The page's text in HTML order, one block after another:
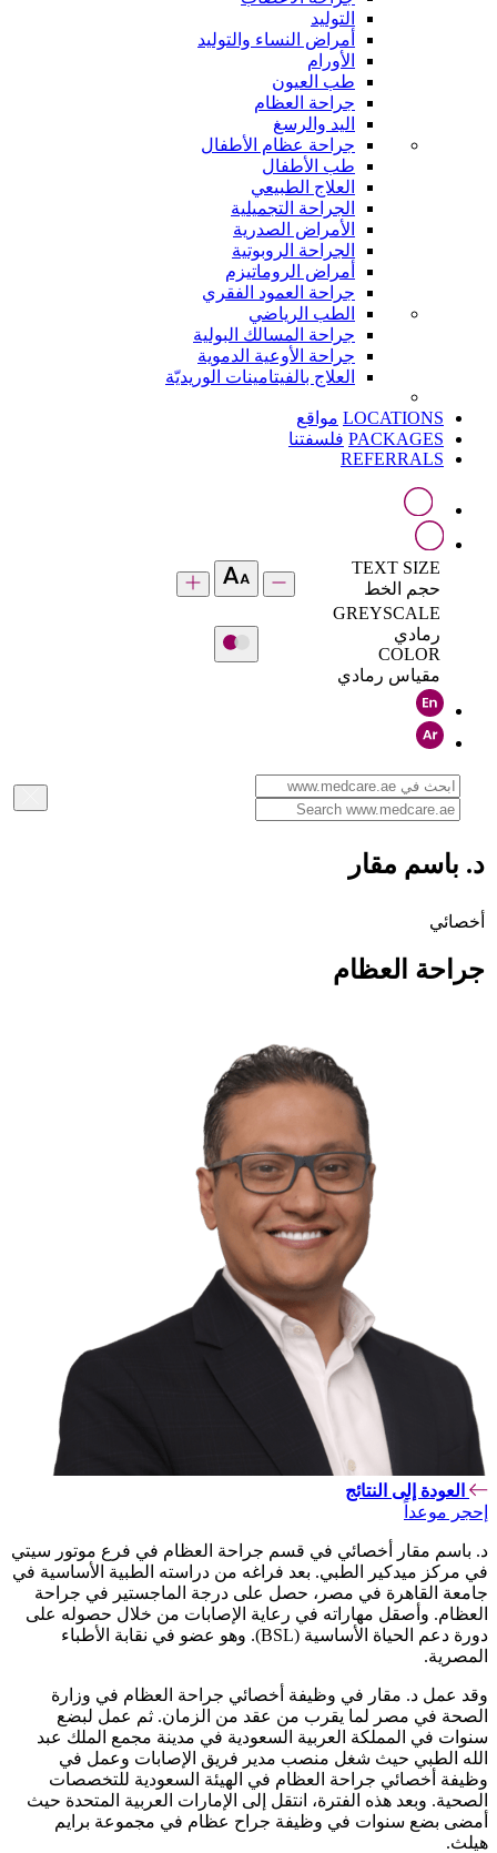
التوليد
أمراض النساء والتوليد
الأورام
طب العيون
جراحة العظام
اليد والرسغ
جراحة عظام الأطفال
طب الأطفال
العلاج الطبيعي
الجراحة التجميلية
الأمراض الصدرية
الجراحة الروبوتية
أمراض الروماتيزم
جراحة العمود الفقري
الطب الرياضي
جراحة المسالك البولية
جراحة الأوعية الدموية
العلاج بالفيتامينات الوريديّة
LOCATIONS مواقع
PACKAGES فلسفتنا
REFERRALS
TEXT SIZE
حجم الخط
GREYSCALE
رمادي
COLOR
مقياس رمادي
د. باسم مقار
أخصائي
جراحة العظام
العودة إلى النتائج
إحجر موعداً
د. باسم مقار أخصائي في قسم جراحة العظام في فرع موتور سيتي
في مركز ميدكير الطبي. بعد فراغه من دراسته الطبية الأساسية في
جامعة القاهرة في مصر، حصل على درجة الماجستير في جراحة
العظام. وأصقل مهاراته في رعاية الإصابات من خلال حصوله على
دورة دعم الحياة الأساسية (BSL). وهو عضو في نقابة الأطباء
المصرية.
وقد عمل د. مقار في وظيفة أخصائي جراحة العظام في وزارة
الصحة في مصر لما يقرب من عقد من الزمان. ثم عمل لبضع
سنوات في المملكة العربية السعودية في مدينة مجمع الملك عبد
الله الطبي حيث شغل منصب مدير فريق الإصابات وعمل في
وظيفة أخصائي جراحة العظام في الهيئة السعودية للتخصصات
الصحية. وبعد هذه الفترة، انتقل إلى الإمارات العربية المتحدة حيث
أمضى بضع سنوات في وظيفة جراح عظام في مجموعة برايم
هيلث.